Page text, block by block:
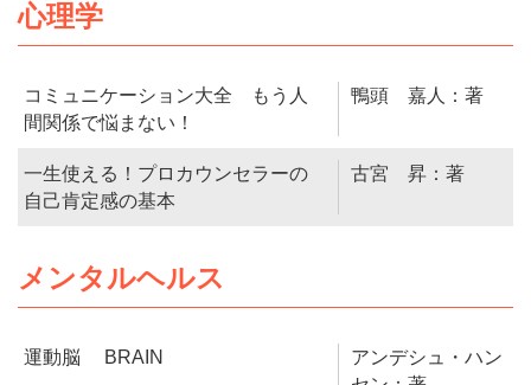
心理学
コミュニケーション大全 もう人
間関係で悩まない！
鴨頭 嘉人：著
一生使える！プロカウンセラーの
自己肯定感の基本
古宮 昇：著
メンタルヘルス
運動脳 BRAIN
アンデシュ・ハン